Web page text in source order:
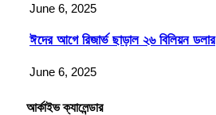
June 6, 2025
ঈদের আগে রিজার্ভ ছাড়াল ২৬ বিলিয়ন ডলার
June 6, 2025
আর্কাইভ ক্যালেন্ডার